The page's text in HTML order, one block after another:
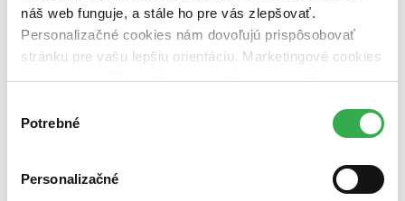
náš web funguje, a stále ho pre vás zlepšovať.
Personalizačné cookies nám dovoľujú prispôsobovať
stránku pre vašu lepšiu orientáciu. Marketingové cookies
nám zas umožňujú zobrazenie relevantnej reklamy.
nám pomohlo, keby sme mohli používať všetky tieto
súhlasu
Potrebné
Personalizačné
čítaná - výborný stav (0 titulov)čítaná - výborný stav
čítaná - mierne opotrebovaná (0 titulov)
čítaná - mierne
opotrebovaná
čítané verzie vypredaných kníh (0 titulov)čítané verzie
vypredaných kníh